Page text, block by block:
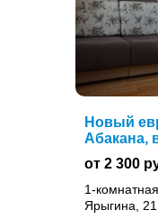
Новый
Абакана,
от 2 300
1-
Ярыгина, 21,